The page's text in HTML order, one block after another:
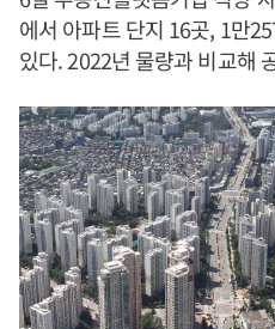
에서 아파트 단지 16곳, 1만
있다. 2022년 물량과 비교해